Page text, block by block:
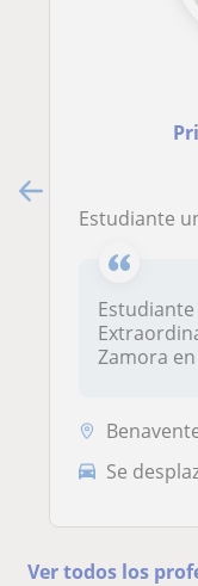
Estudiante
Zamora en
Benavente, Santa
Se
Ver todos los